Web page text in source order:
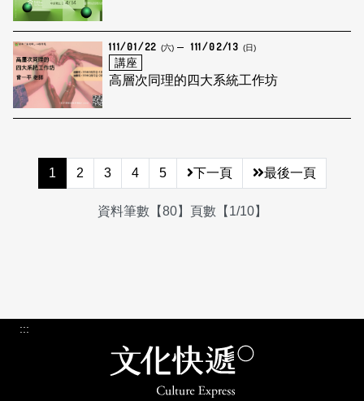
111/01/22 (六) 111/02/13 (日)
講座
高層次同理的四大系統工作坊
1 2 3 4 5 下一頁 最後一頁
資料筆數【80】頁數【1/10】
:::